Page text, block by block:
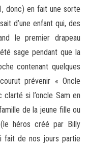
donc) en fait une sorte
d’une enfant qui, des
le premier drapeau
sage pendant que la
contenant quelques
prévenir « Oncle
si l’oncle Sam en
de la jeune fille ou
héros créé par Billy
fait de nos jours partie